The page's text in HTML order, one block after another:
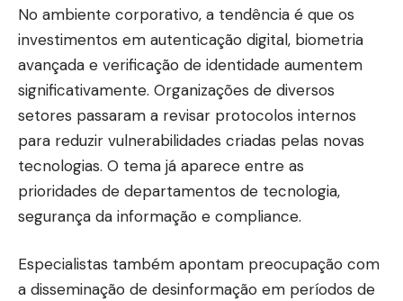
No ambiente corporativo, a tendência é que os
investimentos em autenticação digital, biometria
avançada e verificação de identidade aumentem
significativamente. Organizações de diversos
setores passaram a revisar protocolos internos
para reduzir vulnerabilidades criadas pelas novas
tecnologias. O tema já aparece entre as
prioridades de departamentos de tecnologia,
segurança da informação e compliance.
Especialistas também apontam preocupação com
a disseminação de desinformação em períodos de